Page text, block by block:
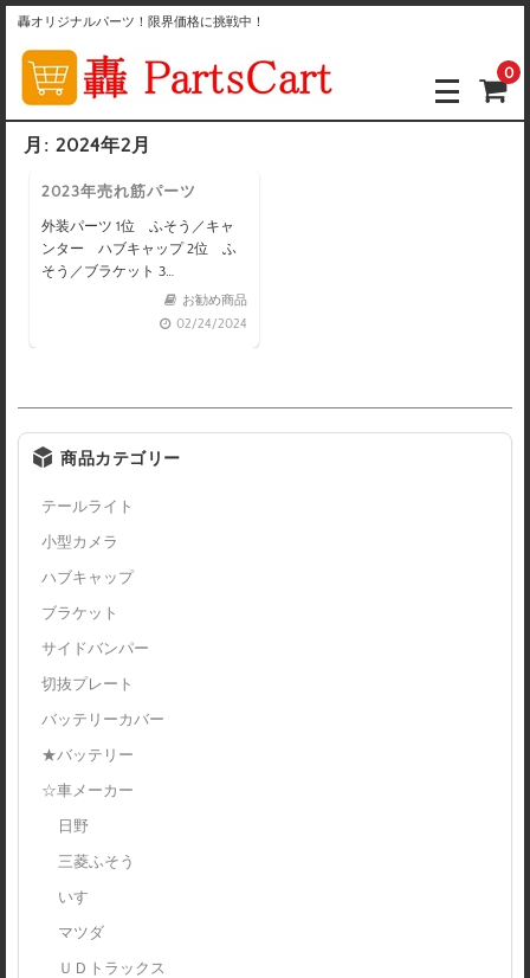
轟オリジナルパーツ！限界価格に挑戦中！
0
月: 2024年2月
2023年売れ筋パーツ
外装パーツ 1位 ふそう／キャ
ンター ハブキャップ 2位 ふ
そう／ブラケット 3…
お勧め商品
02/24/2024
商品カテゴリー
テールライト
小型カメラ
ハブキャップ
ブラケット
サイドバンパー
切抜プレート
バッテリーカバー
★バッテリー
☆車メーカー
日野
三菱ふそう
いすゞ
マツダ
ＵＤトラックス